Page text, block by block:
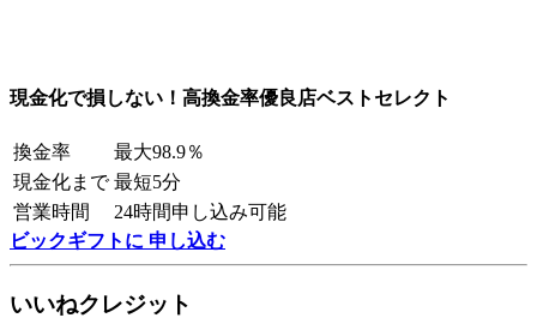
現金化で損しない！高換金率優良店ベストセレクト
換金率
最大98.9％
現金化まで 最短5分
営業時間
24時間申し込み可能
ビックギフトに 申し込む
いいねクレジット